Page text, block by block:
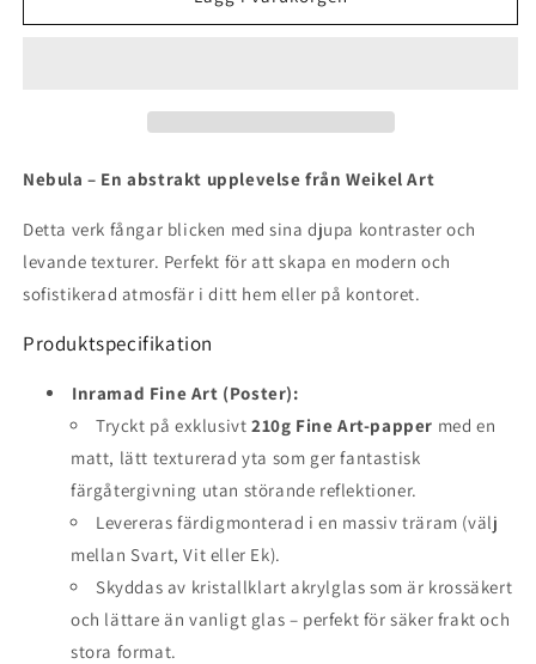
Nebula – En abstrakt upplevelse från Weikel Art
Detta verk fångar blicken med sina djupa kontraster och
levande texturer. Perfekt för att skapa en modern och
sofistikerad atmosfär i ditt hem eller på kontoret.
Produktspecifikation
Inramad Fine Art (Poster):
Tryckt på exklusivt 210g Fine Art-papper med en
matt, lätt texturerad yta som ger fantastisk
färgåtergivning utan störande reflektioner.
Levereras färdigmonterad i en massiv träram (välj
mellan Svart, Vit eller Ek).
Skyddas av kristallklart akrylglas som är krossäkert
och lättare än vanligt glas – perfekt för säker frakt och
stora format.